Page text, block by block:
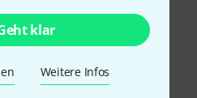
klar
Weitere Infos